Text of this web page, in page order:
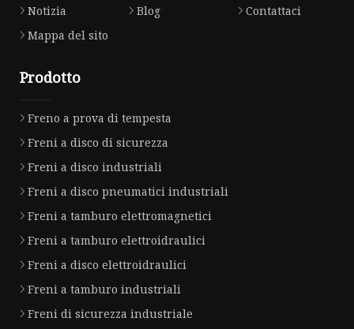
Notizia
Blog
Contattaci
Mappa del sito
Prodotto
Freno a prova di tempesta
Freni a disco di sicurezza
Freni a disco industriali
Freni a disco pneumatici industriali
Freni a tamburo elettromagnetici
Freni a tamburo elettroidraulici
Freni a disco elettroidraulici
Freni a tamburo industriali
Freni di sicurezza industriale